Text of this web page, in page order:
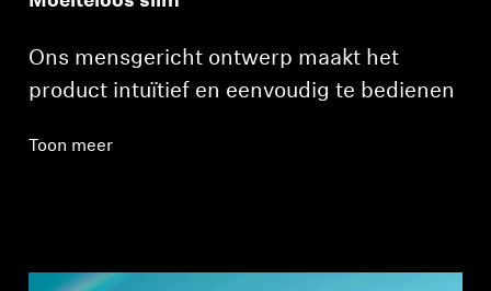
Ons mensgericht ontwerp maakt het
product intuïtief en eenvoudig te bedienen
Toon meer